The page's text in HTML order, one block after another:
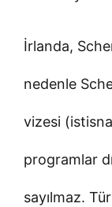
İrlanda,
nedenle
vizesi
programlar
sayılmaz.